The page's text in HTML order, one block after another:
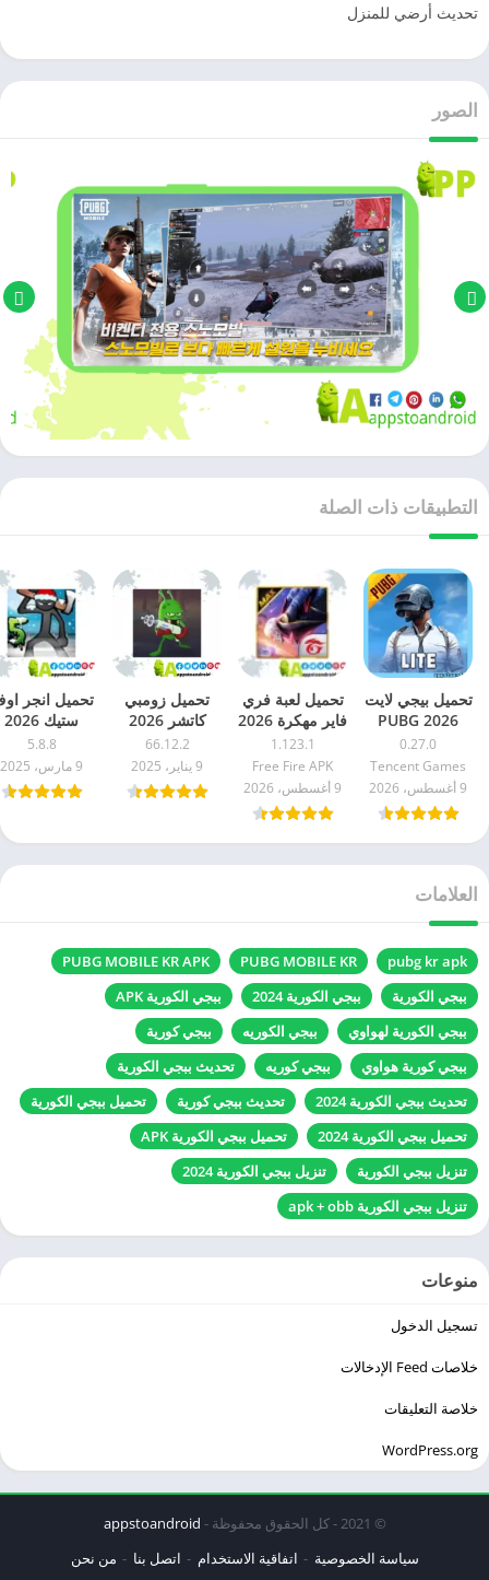
تحديث أرضي للمنزل
الصور
التطبيقات ذات الصلة
تحميل بيجي لايت
2026 PUBG
للاندرويد
0.27.0
Tencent Games
9 أغسطس، 2026
تحميل لعبة فري
فاير مهكرة 2026
(جواهر لا نهائية)
Free Fire اخر
اصدار
1.123.1
Free Fire APK
9 أغسطس، 2026
تحميل زومبي
كاتشر 2026
zombie
catcher مهكرة
اخر اصدار APK
للاندرويد
66.12.2
9 يناير، 2025
تحميل انجر
ستيك 2026
of stick
5 مهكرة اخر
اصدار APK
للاندرويد
5.8.8
9 مارس، 2025
العلامات
pubg kr apk
PUBG MOBILE KR
PUBG MOBILE KR APK
ببجي الكورية
ببجي الكورية 2024
ببجي الكورية APK
ببجي الكورية لهواوي
ببجي الكوريه
ببجي كورية
ببجي كورية هواوي
ببجي كوريه
تحديث ببجي الكورية
تحديث ببجي الكورية 2024
تحديث ببجي كورية
تحميل ببجي الكورية
تحميل ببجي الكورية 2024
تحميل ببجي الكورية APK
تنزيل ببجي الكورية
تنزيل ببجي الكورية 2024
تنزيل ببجي الكورية apk + obb
منوعات
تسجيل الدخول
خلاصات Feed الإدخالات
خلاصة التعليقات
WordPress.org
© 2021 - كل الحقوق محفوظة -
appstoandroid
سياسة الخصوصية
اتفاقية الاستخدام اتصل بنا من نحن